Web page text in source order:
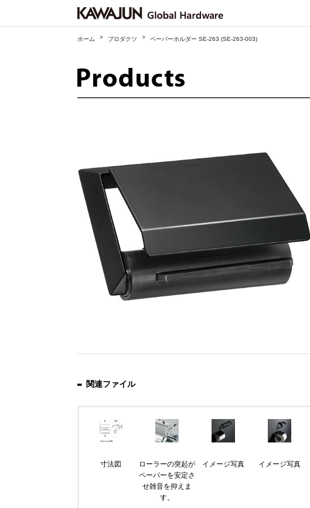
ホーム > プロダクツ > ペーパーホルダー SE-263 (SE-263-003)
関連ファイル
寸法図
ローラーの突起が
ペーパーを安定さ
せ雑音を抑えま
す。
イメージ写真 イメージ写真